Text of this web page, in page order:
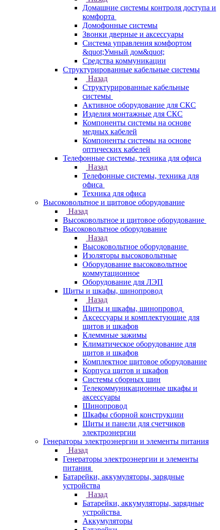
Домашние системы контроля доступа и
комфорта
Домофонные системы
Звонки дверные и аксессуары
Система управления комфортом
&quot;Умный дом&quot;
Средства коммуникации
Структурированные кабельные системы
Назад
Структурированные кабельные
системы
Активное оборудование для СКС
Изделия монтажные для СКС
Компоненты системы на основе
медных кабелей
Компоненты системы на основе
оптических кабелей
Телефонные системы, техника для офиса
Назад
Телефонные системы, техника для
офиса
Техника для офиса
Высоковольтное и щитовое оборудование
Назад
Высоковольтное и щитовое оборудование
Высоковольтное оборудование
Назад
Высоковольтное оборудование
Изоляторы высоковольтные
Оборудование высоковольтное
коммутационное
Оборудование для ЛЭП
Щиты и шкафы, шинопровод
Назад
Щиты и шкафы, шинопровод
Аксессуары и комплектующие для
щитов и шкафов
Клеммные зажимы
Климатическое оборудование для
щитов и шкафов
Комплектное щитовое оборудование
Корпуса щитов и шкафов
Системы сборных шин
Телекоммуникационные шкафы и
аксессуары
Шинопровод
Шкафы сборной конструкции
Щиты и панели для счетчиков
электроэнергии
Генераторы электроэнергии и элементы питания
Назад
Генераторы электроэнергии и элементы
питания
Батарейки, аккумуляторы, зарядные
устройства
Назад
Батарейки, аккумуляторы, зарядные
устройства
Аккумуляторы